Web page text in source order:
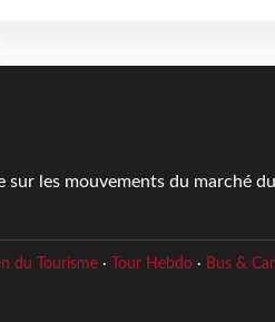
sur les mouvements du marché
du Tourisme· Tour Hebdo· Bus & Car